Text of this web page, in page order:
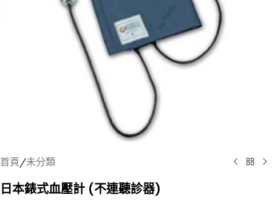
首頁 /未分類
日本錶式血壓計 (不連聽診器)